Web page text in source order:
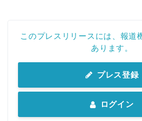
このプレスリリースには、報道
あります。
プレス登録
ログイン